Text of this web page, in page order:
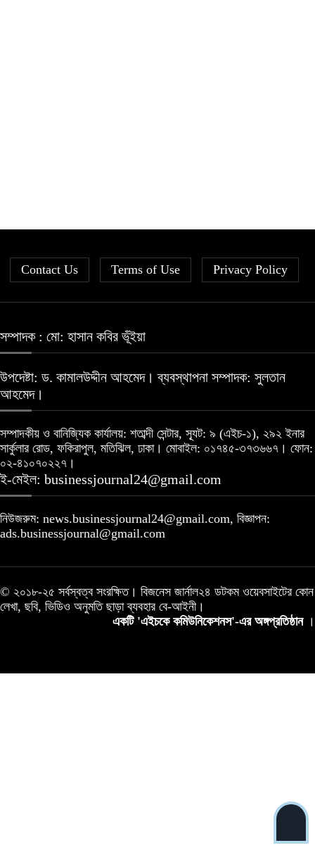
Contact Us Terms of Use Privacy Policy
সম্পাদক : মো: হাসান কবির ভূঁইয়া
উপদেষ্টা: ড. কামালউদ্দীন আহমেদ। ব্যবস্থাপনা সম্পাদক: সুলতান
আহমেদ।
সম্পাদকীয় ও বানিজ্যিক কার্যালয়: শতাব্দী সেন্টার, স্যূট: ৯ (এইচ-১), ২৯২ ইনার
সার্কুলার রোড, ফকিরাপুল, মতিঝিল, ঢাকা। মোবাইল: ০১৭৪৫-৩৭৩৬৬৭। ফোন:
০২-৪১০৭০২২৭।
ই-মেইল: businessjournal24@gmail.com
নিউজরুম: news.businessjournal24@gmail.com, বিজ্ঞাপন:
ads.businessjournal@gmail.com
© ২০১৮-২৫ সর্বস্বত্ব সংরক্ষিত। বিজনেস জার্নাল২৪ ডটকম ওয়েবসাইটের কোন
লেখা, ছবি, ভিডিও অনুমতি ছাড়া ব্যবহার বে-আইনী।
একটি 'এইচকে কমিউনিকেশনস'-এর অঙ্গপ্রতিষ্ঠান ।